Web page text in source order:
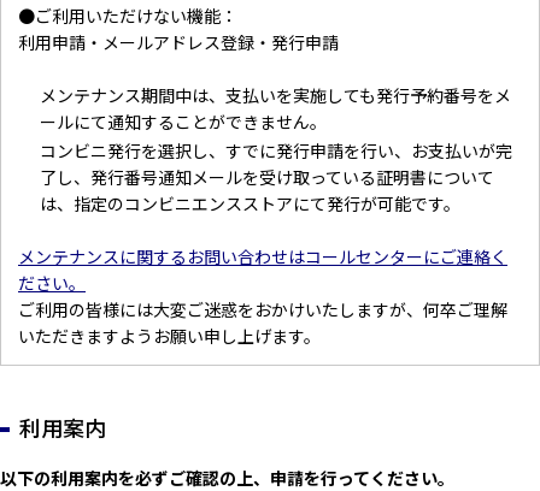
●ご利用いただけない機能：
利用申請・メールアドレス登録・発行申請
メンテナンス期間中は、支払いを実施しても発行予約番号をメ
ールにて通知することができません。
コンビニ発行を選択し、すでに発行申請を行い、お支払いが完
了し、発行番号通知メールを受け取っている証明書について
は、指定のコンビニエンスストアにて発行が可能です。
メンテナンスに関するお問い合わせはコールセンターにご連絡く
ださい。
ご利用の皆様には大変ご迷惑をおかけいたしますが、何卒ご理解
いただきますようお願い申し上げます。
利用案内
以下の利用案内を必ずご確認の上、申請を行ってください。